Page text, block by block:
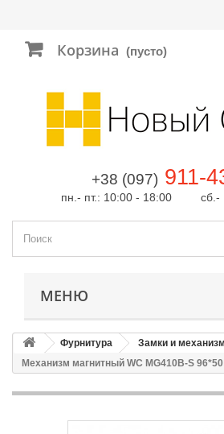
Корзина (пусто)
+38 (097) 911-
пн.- пт.: 10:00 - 18:00 сб.-
МЕНЮ
Фурнитура Замки и
Механизм магнитный WC MG410B-S